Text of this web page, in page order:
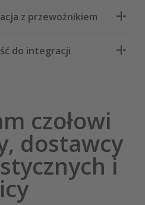
z przewoźnikiem
do integracji
czołowi
dostawcy
i